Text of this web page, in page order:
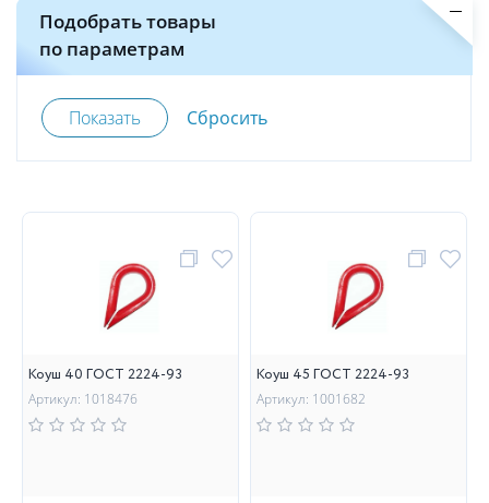
Подобрать товары
по параметрам
Коуш 40 ГОСТ 2224-93
Артикул: 1018476
Коуш 45 ГОСТ 2224-93
Артикул: 1001682